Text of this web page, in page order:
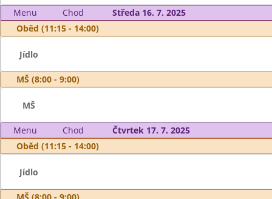
Menu Chod
Středa 16. 7. 2025
Oběd (11:15 - 14:00)
Jídlo
MŠ (8:00 - 9:00)
MŠ
Menu Chod
Čtvrtek 17. 7. 2025
Oběd (11:15 - 14:00)
Jídlo